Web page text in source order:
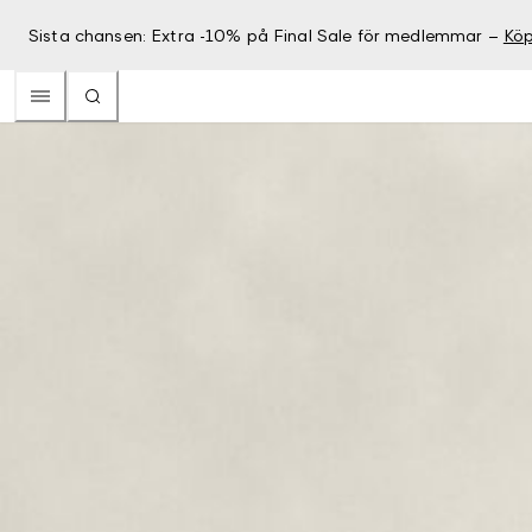
Sista chansen: Extra -10% på Final Sale för medlemmar –